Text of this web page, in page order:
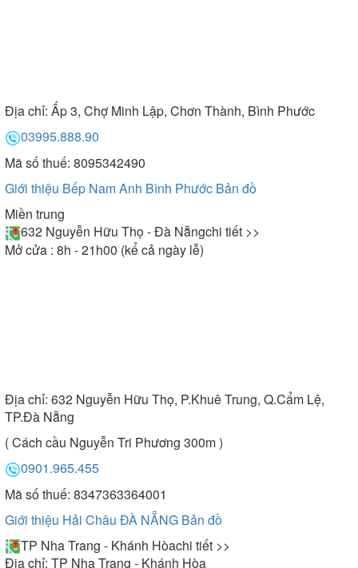
Địa chỉ: Ấp 3, Chợ Minh Lập, Chơn Thành, Bình Phước
03995.888.90
Mã số thuế: 8095342490
Giới thiệu Bếp Nam Anh Bình Phước Bản đồ
Miền trung
632 Nguyễn Hữu Thọ - Đà Nẵngchi tiết >>
Mở cửa : 8h - 21h00 (kể cả ngày lễ)
Địa chỉ: 632 Nguyễn Hữu Thọ, P.Khuê Trung, Q.Cẩm Lệ,
TP.Đà Nẵng
( Cách cầu Nguyễn Tri Phương 300m )
0901.965.455
Mã số thuế: 8347363364001
Giới thiệu Hải Châu ĐÀ NẴNG Bản đồ
TP Nha Trang - Khánh Hòachi tiết >>
Địa chỉ: TP Nha Trang - Khánh Hòa